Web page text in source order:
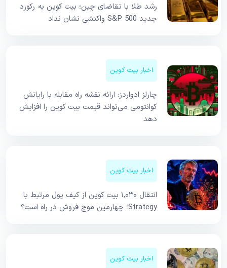
رشد طلا با تقاضای چین؛ بیت کوین به رکورد
جدید S&P 500 واکنشی نشان نداد
اخبار بیت کوین
چارلز ادواردز: ارائه نقشه راه مقابله با رایانش
کوانتومی می‌تواند قیمت بیت کوین را افزایش
دهد
اخبار بیت کوین
انتقال ۱,۰۳۰ بیت کوین از کیف پول مرتبط با
Strategy؛ چهارمین موج فروش در راه است؟
اخبار بیت کوین